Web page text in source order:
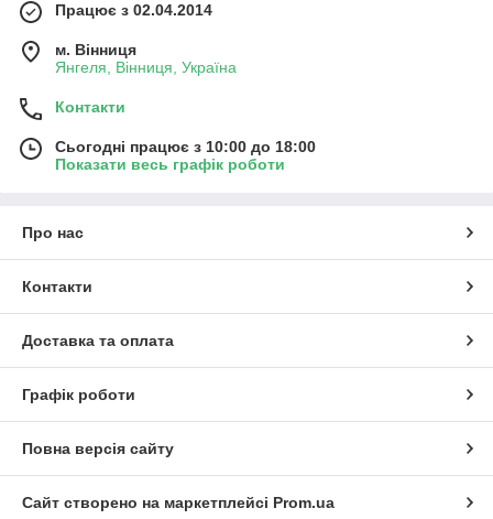
Працює з 02.04.2014
м. Вінниця
Янгеля, Вінниця, Україна
Контакти
Сьогодні працює з 10:00 до 18:00
Показати весь графік роботи
Про нас
Контакти
Доставка та оплата
Графік роботи
Повна версія сайту
Сайт створено на маркетплейсі Prom.ua